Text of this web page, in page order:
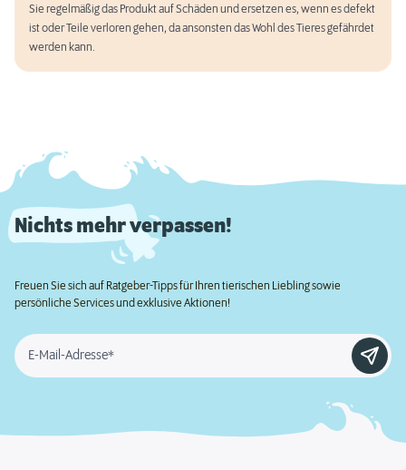
Sie regelmäßig das Produkt auf Schäden und ersetzen es, wenn es defekt
ist oder Teile verloren gehen, da ansonsten das Wohl des Tieres gefährdet
werden kann.
Nichts mehr verpassen!
Freuen Sie sich auf Ratgeber-Tipps für Ihren tierischen Liebling sowie
persönliche Services und exklusive Aktionen!
E-Mail-Adresse*